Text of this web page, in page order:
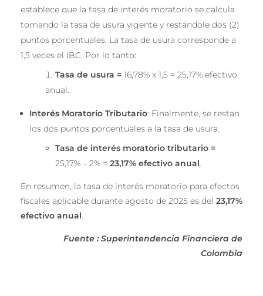
establece que la tasa de interés moratorio se calcula
tomando la tasa de usura vigente y restándole dos (2)
puntos porcentuales. La tasa de usura corresponde a
1,5 veces el IBC. Por lo tanto:
Tasa de usura = 16,78% x 1,5 = 25,17% efectivo
anual.
Interés Moratorio Tributario: Finalmente, se restan
los dos puntos porcentuales a la tasa de usura.
Tasa de interés moratorio tributario =
25,17% – 2% = 23,17% efectivo anual.
En resumen, la tasa de interés moratorio para efectos
fiscales aplicable durante agosto de 2025 es del 23,17%
efectivo anual.
Fuente : Superintendencia Financiera de
Colombia